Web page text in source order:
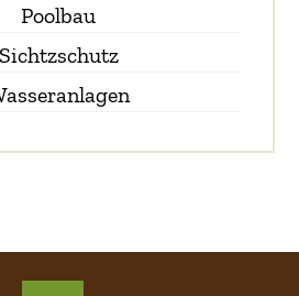
Poolbau
Sichtzschutz